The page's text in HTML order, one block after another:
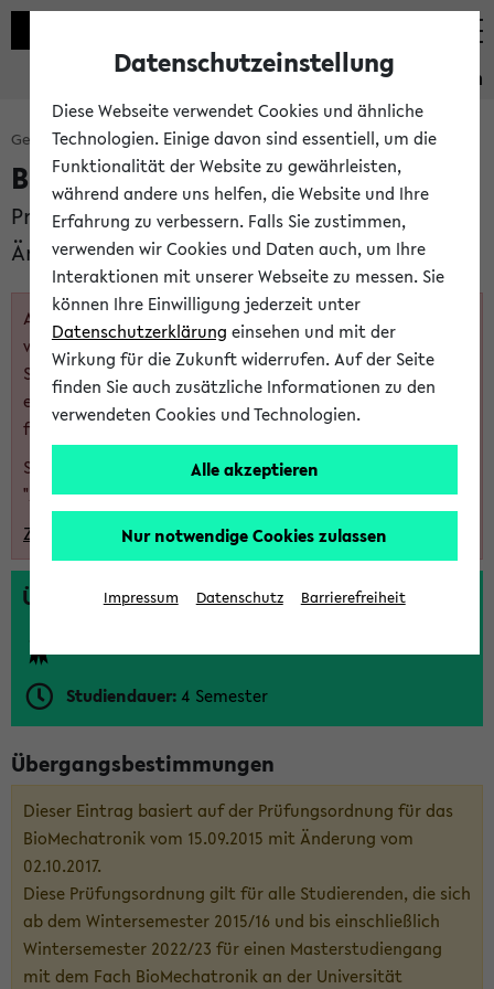
Studieninformation
Gesamtes Studienangebot Master of Arts / Science
BioMechatronik
Prüfungsordnung vom 15.09.2015 mit
Änderung vom 02.10.2017
Achtung: Auf dieser Seite wird ein auslaufendes Angebot
von Studiengangsvariante und Modulen angezeigt. Das
Studium nach diesen Regelungen ist nur noch
eingeschränkt möglich. Die detaillierten Regelungen
finden Sie in den Übergangsbestimmungen.
Siehe auch die nachfolgenden FsB-Versionen unter
"Andere FsB-Versionen".
Zur aktuell gültigen Studiengangsvariante
Überblick
Studiendauer: 4 Semester
Übergangsbestimmungen
Dieser Eintrag basiert auf der Prüfungsordnung für das
BioMechatronik vom 15.09.2015 mit Änderung vom
02.10.2017.
Diese Prüfungsordnung gilt für alle Studierenden, die sich
ab dem Wintersemester 2015/16 und bis einschließlich
Wintersemester 2022/23 für einen Masterstudiengang
mit dem Fach BioMechatronik an der Universität
Datenschutzeinstellung
Diese Webseite verwendet Cookies und ähnliche
Technologien. Einige davon sind essentiell, um die
Funktionalität der Website zu gewährleisten,
während andere uns helfen, die Website und Ihre
Erfahrung zu verbessern. Falls Sie zustimmen,
verwenden wir Cookies und Daten auch, um Ihre
Interaktionen mit unserer Webseite zu messen. Sie
können Ihre Einwilligung jederzeit unter
Datenschutzerklärung einsehen und mit der
Wirkung für die Zukunft widerrufen. Auf der Seite
finden Sie auch zusätzliche Informationen zu den
verwendeten Cookies und Technologien.
Alle akzeptieren
Nur notwendige Cookies zulassen
Impressum Datenschutz Barrierefreiheit